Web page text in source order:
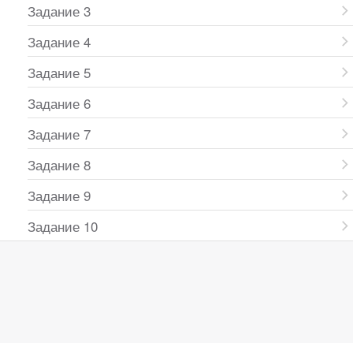
Задание 3
Задание 4
Задание 5
Задание 6
Задание 7
Задание 8
Задание 9
Задание 10